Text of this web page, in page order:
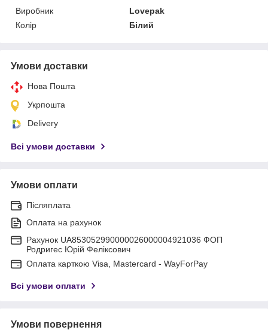
Виробник
Lovepak
Колір
Білий
Умови доставки
Нова Пошта
Укрпошта
Delivery
Всі умови доставки
Умови оплати
Післяплата
Оплата на рахунок
Рахунок UA853052990000026000004921036 ФОП
Родригес Юрій Феліксович
Оплата карткою Visa, Mastercard - WayForPay
Всі умови оплати
Умови повернення